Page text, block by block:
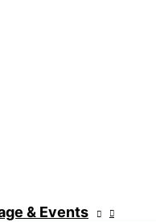
& Events